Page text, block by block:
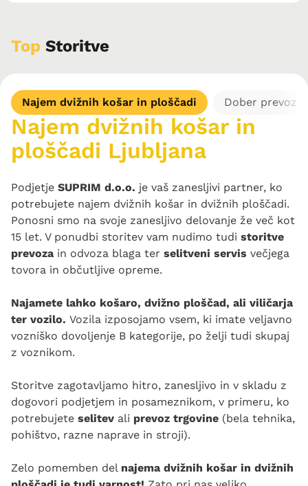
Top Storitve
Najem dvižnih košar in ploščadi Dober prevoz
Najem dvižnih košar in
ploščadi Ljubljana
Podjetje SUPRIM d.o.o. je vaš zanesljivi partner, ko
potrebujete najem dvižnih košar in dvižnih ploščadi.
Ponosni smo na svoje zanesljivo delovanje že več kot
15 let. V ponudbi storitev vam nudimo tudi storitve
prevoza in odvoza blaga ter selitveni servis večjega
tovora in občutljive opreme.
Najamete lahko košaro, dvižno ploščad, ali viličarja
ter vozilo. Vozila izposojamo vsem, ki imate veljavno
vozniško dovoljenje B kategorije, po želji tudi skupaj
z voznikom.
Storitve zagotavljamo hitro, zanesljivo in v skladu z
dogovori podjetjem in posameznikom, v primeru, ko
potrebujete selitev ali prevoz trgovine (bela tehnika,
pohištvo, razne naprave in stroji).
Zelo pomemben del najema dvižnih košar in dvižnih